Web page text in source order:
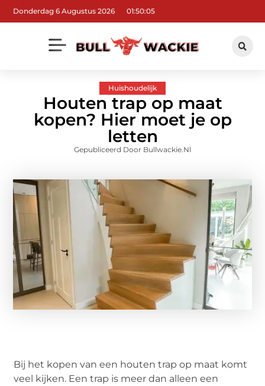
Donderdag 6 Augustus 2026 01:50:06
Huishoudelijk
Houten trap op maat
kopen? Hier moet je op
letten
Gepubliceerd Door Bullwackie.nl
Bij het kopen van een houten trap op maat komt
veel kijken. Een trap is meer dan alleen een